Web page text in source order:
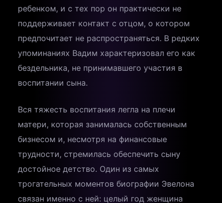
ребенком, и с тех пор он практически не
поддерживает контакт с отцом, о котором
предпочитает не распространяться. В редких
упоминаниях Вадим характеризовал его как
бездельника, не принимавшего участия в
воспитании сына.
Вся тяжесть воспитания легла на плечи
матери, которая занималась собственным
бизнесом и, несмотря на финансовые
трудности, стремилась обеспечить сыну
достойное детство. Один из самых
трогательных моментов биографии Эвелона
связан именно с ней: целый год женщина